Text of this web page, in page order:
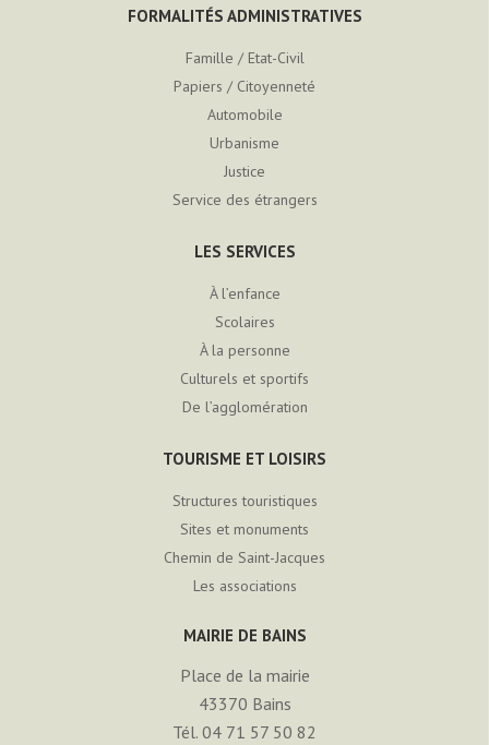
FORMALITÉS ADMINISTRATIVES
Famille / Etat-Civil
Papiers / Citoyenneté
Automobile
Urbanisme
Justice
Service des étrangers
LES SERVICES
À l’enfance
Scolaires
À la personne
Culturels et sportifs
De l’agglomération
TOURISME ET LOISIRS
Structures touristiques
Sites et monuments
Chemin de Saint-Jacques
Les associations
MAIRIE DE BAINS
Place de la mairie
43370 Bains
Tél. 04 71 57 50 82